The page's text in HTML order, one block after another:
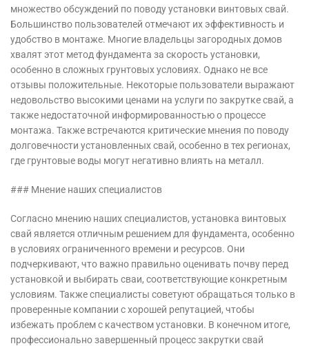
множество обсуждений по поводу установки винтовых свай.
Большинство пользователей отмечают их эффективность и
удобство в монтаже. Многие владельцы загородных домов
хвалят этот метод фундамента за скорость установки,
особенно в сложных грунтовых условиях. Однако не все
отзывы положительные. Некоторые пользователи выражают
недовольство высокими ценами на услуги по закрутке свай, а
также недостаточной информированностью о процессе
монтажа. Также встречаются критические мнения по поводу
долговечности установленных свай, особенно в тех регионах,
где грунтовые воды могут негативно влиять на металл.
### Мнение наших специалистов
Согласно мнению наших специалистов, установка винтовых
свай является отличным решением для фундамента, особенно
в условиях ограниченного времени и ресурсов. Они
подчеркивают, что важно правильно оценивать почву перед
установкой и выбирать сваи, соответствующие конкретным
условиям. Также специалисты советуют обращаться только в
проверенные компании с хорошей репутацией, чтобы
избежать проблем с качеством установки. В конечном итоге,
профессионально завершенный процесс закрутки свай